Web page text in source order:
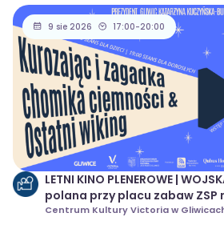
9 sie 2026 17:00-20:00
LETNI KINO PLENEROWE |
polana przy placu zabaw ZSP
Centrum Kultury Victoria w